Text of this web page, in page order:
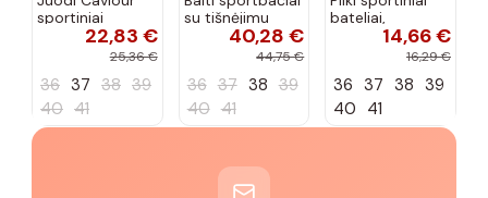
sportiniai
sportbačiai22,83 €
25,36 €
36 37 38 39
40 41
su tišnėjimu
Peyton40,28 €
44,75 €
36 37 38 39
40 41
bateliai,
„Justice"14,66 €
16,29 €
36 37 38 39
40 41